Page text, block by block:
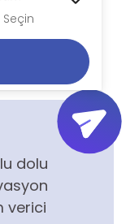
dolu
verici